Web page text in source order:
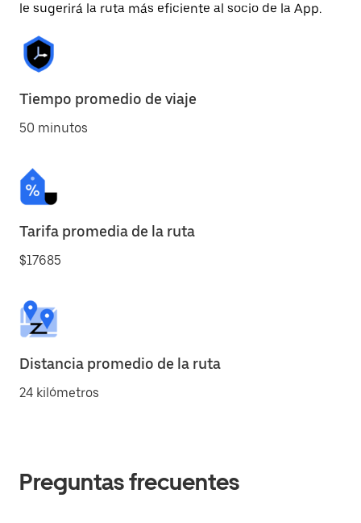
le sugerirá la ruta más eficiente al socio de la App.
Tiempo promedio de viaje
50 minutos
Tarifa promedia de la ruta
$17685
Distancia promedio de la ruta
24 kilómetros
Preguntas frecuentes